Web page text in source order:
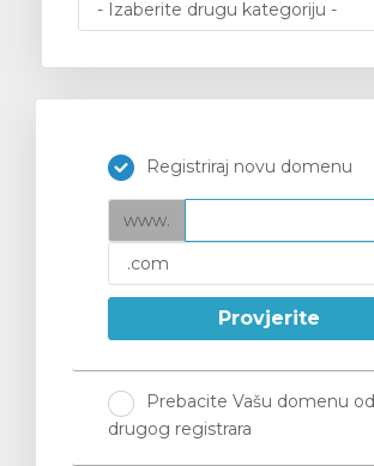
Registriraj novu domenu
www.
Provjerite
Prebacite Vašu domenu od
drugog registrara